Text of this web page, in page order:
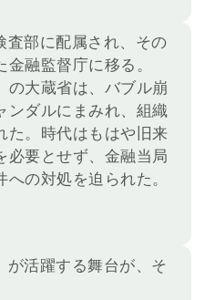
査部に配属され、その
融監督庁に移る。
の大蔵省は、バブル崩
ンダルにまみれ、組織
た。時代はもはや旧来
必要とせず、金融当局
の対処を迫られた。
が活躍する舞台が、そ